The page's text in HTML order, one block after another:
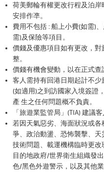
荷美郵輪有權更改行程及泊
安排作凖。
費用不包括 : 船上小費(如需)
需)及保險等項目。
價錢及優惠項目如有更改，
整。
價錢有機會變動，以在正式查
客人需持有回港日期起計不
(如適用)之到訪國家入境簽證
產 生之任何問題概不負責。
「旅遊業監管局」(TIA) 建議
若因天氣惡劣、海面狀況或
爭、政治動盪、恐怖襲擊、
技術問題、載運機構臨時更
目的地政府/世界衛生組織發
色/黑色外遊警示，以及其他